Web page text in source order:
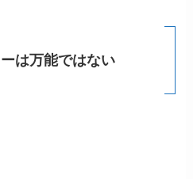
は万能ではない